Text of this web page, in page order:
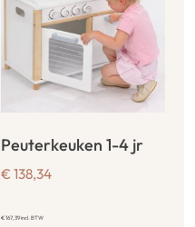
Peuterkeuken 1-4 jr
€ 138,34
€167,39incl. BTW